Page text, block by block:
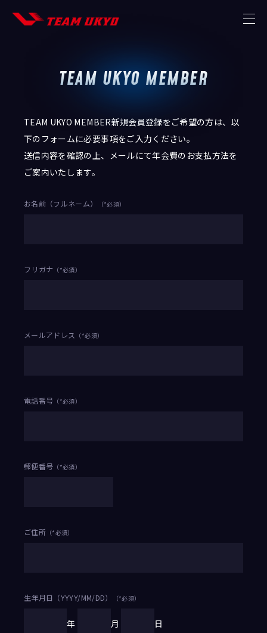
TOP
MISSION
THE TEAM
MEMBER
TEAM UKYO MEMBER
TEAM UKYO MEMBER新規会員登録をご希望の方は、以
下のフォームに必要事項をご入力ください。
送信内容を確認の上、メールにて年会費のお支払方法を
ご案内いたします。
お名前（フルネーム） （*必須）
フリガナ （*必須）
メールアドレス （*必須）
電話番号 （*必須）
郵便番号 （*必須）
ご住所 （*必須）
生年月日（YYYY/MM/DD） （*必須）
年 月 日